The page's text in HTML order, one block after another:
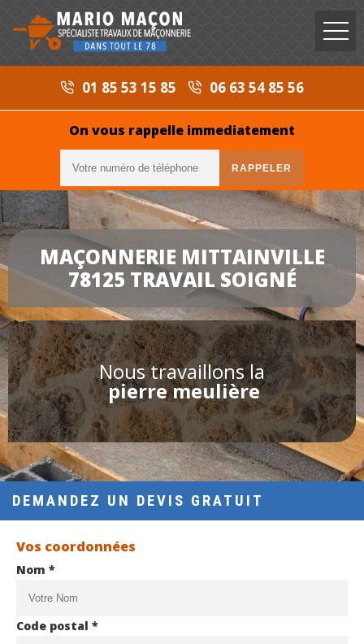
01 85 53 15 85 06 63 54 85 56
On vous rappelle immediatement
MAÇONNERIE MITTAINVILLE
78125 TRAVAIL SOIGNÉ
Nous travaillons la
pierre meulière
DEMANDEZ UN DEVIS GRATUIT
Vos coordonnées
Nom *
Code postal *